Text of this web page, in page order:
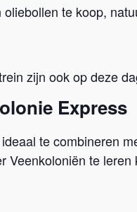
te koop,
zijn ook op deze
Express
te combineren
Veenkoloniën te leren